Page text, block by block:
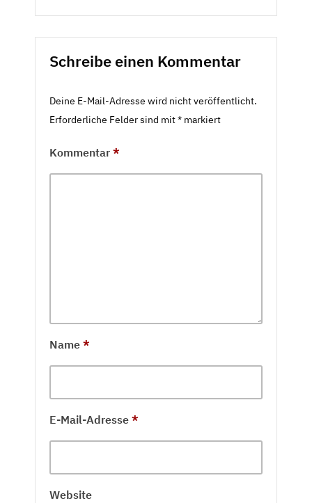
Schreibe einen Kommentar
Deine E-Mail-Adresse wird nicht veröffentlicht.
Erforderliche Felder sind mit* markiert
Kommentar *
Name *
E-Mail-Adresse *
Website